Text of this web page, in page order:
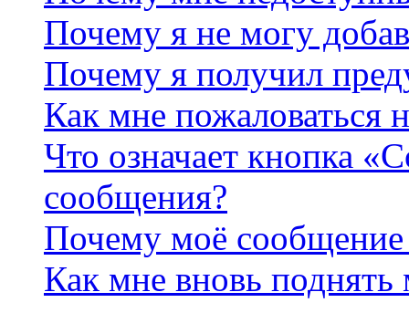
Почему я не могу
Почему я получил
Как мне пожаловаться
Что означает кнопка
сообщения?
Почему моё сообщение
Как мне вновь